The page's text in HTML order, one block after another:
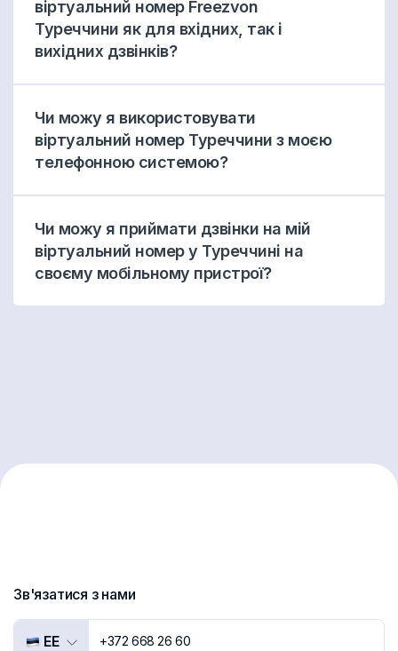
віртуальний номер Freezvon
Туреччини як для вхідних, так і
вихідних дзвінків?
Чи можу я використовувати
віртуальний номер Туреччини з моєю
телефонною системою?
Чи можу я приймати дзвінки на мій
віртуальний номер у Туреччині на
своєму мобільному пристрої?
Зв'язатися з нами
EE +372 668 26 60